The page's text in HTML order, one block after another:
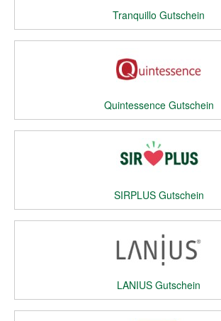
Tranquillo Gutschein
Quintessence Gutschein
SIRPLUS Gutschein
LANIUS Gutschein